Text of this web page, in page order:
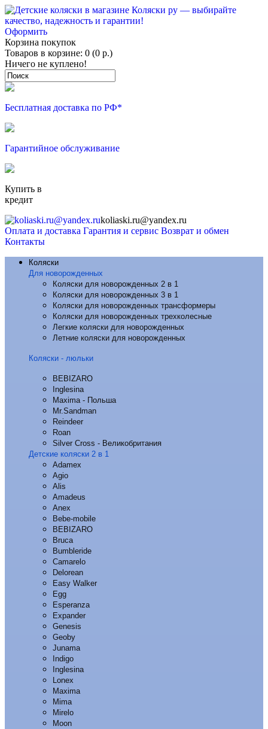
Оформить
Корзина покупок
Товаров в корзине: 0 (0 р.)
Ничего не куплено!
Бесплатная доставка по РФ*
Гарантийное обслуживание
Купить в
кредит
koliaski.ru@yandex.ru
Оплата и доставка Гарантия и сервис Возврат и обмен
Контакты
Коляски
Для новорожденных
Коляски для новорожденных 2 в 1
Коляски для новорожденных 3 в 1
Коляски для новорожденных трансформеры
Коляски для новорожденных трехколесные
Легкие коляски для новорожденных
Летние коляски для новорожденных
Коляски - люльки
BEBIZARO
Inglesina
Maxima - Польша
Mr.Sandman
Reindeer
Roan
Silver Cross - Великобритания
Детские коляски 2 в 1
Adamex
Agio
Alis
Amadeus
Anex
Bebe-mobile
BEBIZARO
Bruca
Bumbleride
Camarelo
Delorean
Easy Walker
Egg
Esperanza
Expander
Genesis
Geoby
Junama
Indigo
Inglesina
Lonex
Maxima
Mima
Mirelo
Moon